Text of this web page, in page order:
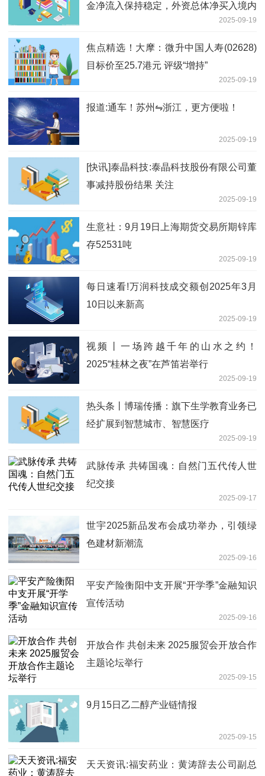
金净流入保持稳定，外资总体净买入境内
2025-09-19
焦点精选！大摩：微升中国人寿(02628)
目标价至25.7港元 评级“增持”
2025-09-19
报道:通车！苏州⇋浙江，更方便啦！
2025-09-19
[快讯]泰晶科技:泰晶科技股份有限公司董
事减持股份结果 关注
2025-09-19
生意社：9月19日上海期货交易所期锌库
存52531吨
2025-09-19
每日速看!万润科技成交额创2025年3月
10日以来新高
2025-09-19
视频丨一场跨越千年的山水之约！
2025“桂林之夜”在芦笛岩举行
2025-09-19
热头条丨博瑞传播：旗下生学教育业务已
经扩展到智慧城市、智慧医疗
2025-09-19
武脉传承 共铸国魂：自然门五代传人世
纪交接
2025-09-17
世宇2025新品发布会成功举办，引领绿
色建材新潮流
2025-09-16
平安产险衡阳中支开展“开学季”金融知识
宣传活动
2025-09-16
开放合作 共创未来 2025服贸会开放合作
主题论坛举行
2025-09-15
9月15日乙二醇产业链情报
2025-09-15
天天资讯:福安药业：黄涛辞去公司副总